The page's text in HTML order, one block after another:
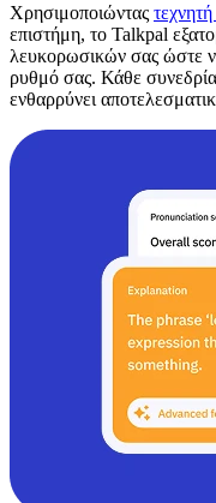
Χρησιμοποιώντας
επιστήμη, το Talkpal
λευκορωσικών σας ώστε
ρυθμό σας. Κάθε
ενθαρρύνει